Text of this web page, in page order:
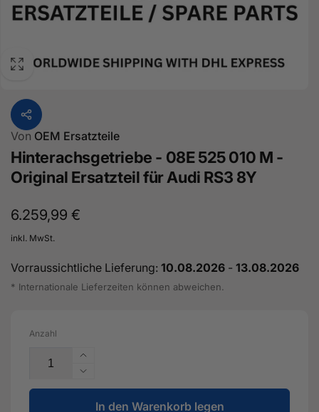
Von OEM Ersatzteile
Hinterachsgetriebe - 08E 525 010 M -
Original Ersatzteil für Audi RS3 8Y
Normaler
Preis
6.259,99 €
inkl. MwSt.
Vorraussichtliche Lieferung: 10.08.2026 - 13.08.2026
* Internationale Lieferzeiten können abweichen.
Anzahl
Erhöhe
die
Menge
für
Verringere
die
Menge
In den Warenkorb legen